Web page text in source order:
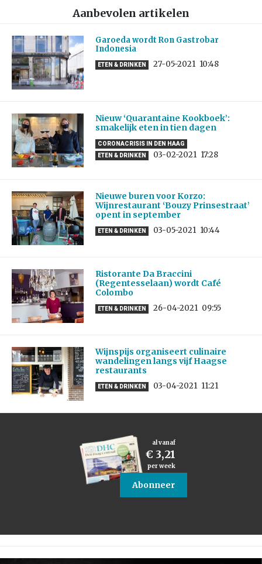
Aanbevolen artikelen
Garoeda wordt Ron Gastrobar
Indonesia
ETEN & DRINKEN 27-05-2021 10:48
Nieuw ‘Quarantaine Kookboek’:
smakelijk eten in tien dagen
CORONACRISIS IN DEN HAAG
ETEN & DRINKEN
03-02-2021 17:28
Nieuwe buren voor Korzo:
Wijnrestaurant ‘Bouzy Prinsestraat’
opent in september
ETEN & DRINKEN 03-05-2021 10:44
Ristorante Da Braccini
(Regentesselaan) wordt Café
Colombo
ETEN & DRINKEN 26-04-2021 09:55
Wijnspijs organiseert culinaire
wandelingen langs vijf Haagse
restaurants
ETEN & DRINKEN 03-04-2021 11:21
al vanaf
€ 3,21
per week
Abonneer